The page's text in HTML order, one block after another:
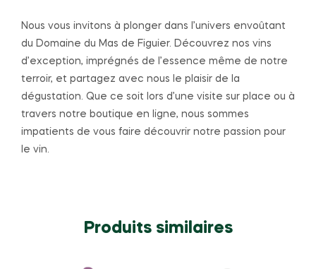
Nous vous invitons à plonger dans l’univers envoûtant
du Domaine du Mas de Figuier. Découvrez nos vins
d’exception, imprégnés de l’essence même de notre
terroir, et partagez avec nous le plaisir de la
dégustation. Que ce soit lors d’une visite sur place ou à
travers notre boutique en ligne, nous sommes
impatients de vous faire découvrir notre passion pour
le vin.
Produits similaires